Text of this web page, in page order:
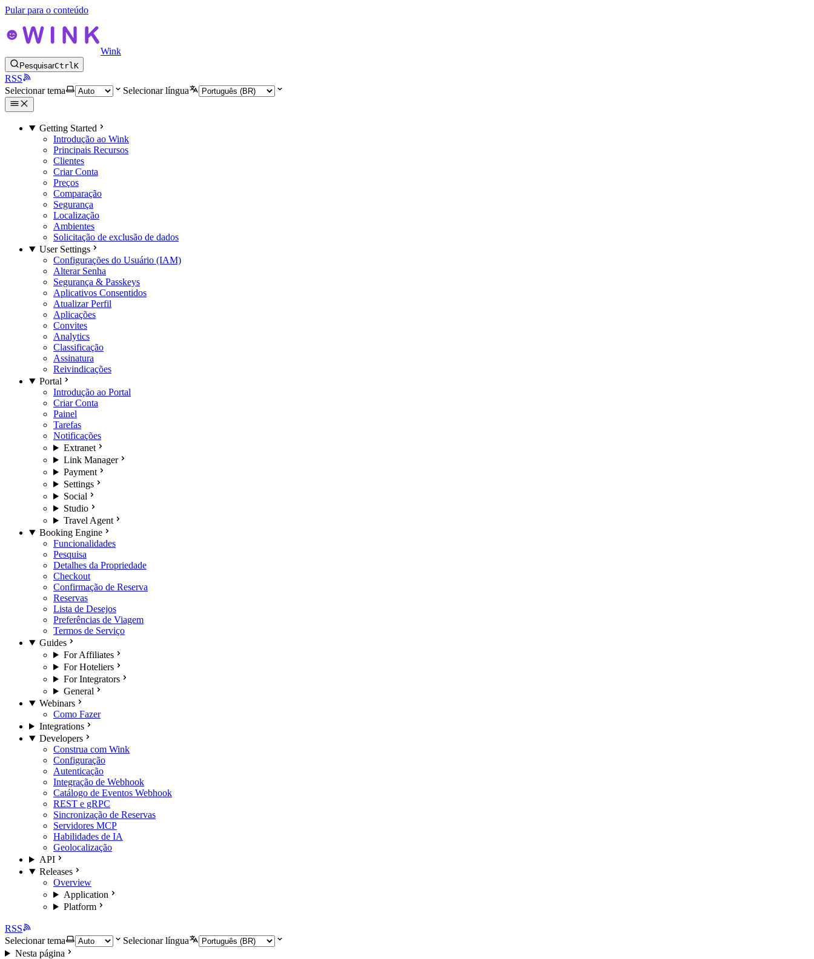
Pular para o conteúdo
Wink
PesquisarCtrlK
RSS
Selecionar tema
Selecionar língua
Getting Started
Introdução ao Wink
Principais Recursos
Clientes
Criar Conta
Preços
Comparação
Segurança
Localização
Ambientes
Solicitação de exclusão de dados
User Settings
Configurações do Usuário (IAM)
Alterar Senha
Segurança & Passkeys
Aplicativos Consentidos
Atualizar Perfil
Aplicações
Convites
Analytics
Classificação
Assinatura
Reivindicações
Portal
Introdução ao Portal
Criar Conta
Painel
Tarefas
Notificações
Extranet
Link Manager
Payment
Settings
Social
Studio
Travel Agent
Booking Engine
Funcionalidades
Pesquisa
Detalhes da Propriedade
Checkout
Confirmação de Reserva
Reservas
Lista de Desejos
Preferências de Viagem
Termos de Serviço
Guides
For Affiliates
For Hoteliers
For Integrators
General
Webinars
Como Fazer
Integrations
Developers
Construa com Wink
Configuração
Autenticação
Integração de Webhook
Catálogo de Eventos Webhook
REST e gRPC
Sincronização de Reservas
Servidores MCP
Habilidades de IA
Geolocalização
API
Releases
Overview
Application
Platform
RSS
Selecionar tema
Selecionar língua
Nesta página